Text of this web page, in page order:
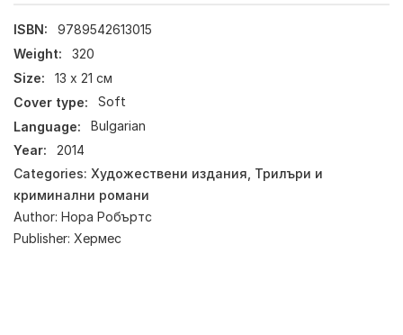
ISBN:
9789542613015
Weight:
320
Size:
13 х 21 см
Cover type:
Soft
Language:
Bulgarian
Year:
2014
Categories: Художествени издания Трилъри и
криминални романи
Author: Нора Робъртс
Publisher: Хермес